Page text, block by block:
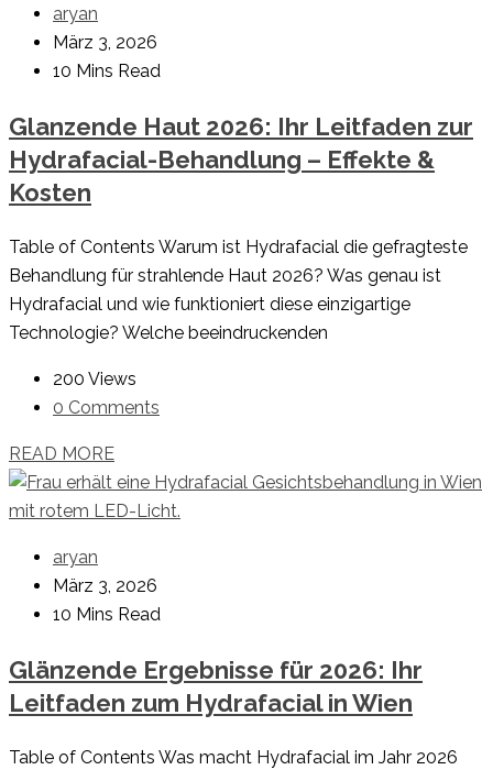
aryan
März 3, 2026
10 Mins Read
Glanzende Haut 2026: Ihr Leitfaden zur
Hydrafacial-Behandlung – Effekte &
Kosten
Table of Contents Warum ist Hydrafacial die gefragteste
Behandlung für strahlende Haut 2026? Was genau ist
Hydrafacial und wie funktioniert diese einzigartige
Technologie? Welche beeindruckenden
200 Views
0 Comments
READ MORE
aryan
März 3, 2026
10 Mins Read
Glänzende Ergebnisse für 2026: Ihr
Leitfaden zum Hydrafacial in Wien
Table of Contents Was macht Hydrafacial im Jahr 2026